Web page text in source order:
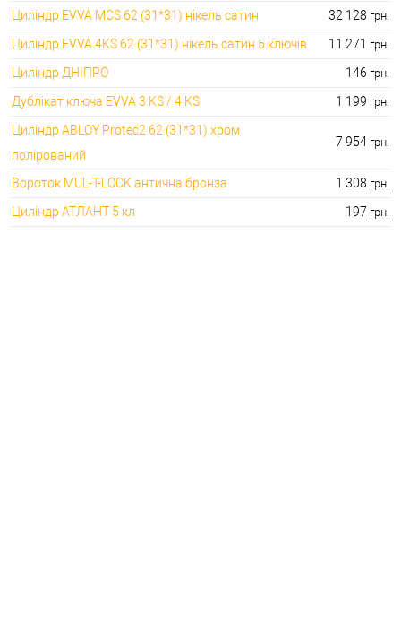
Циліндр EVVA MCS 62 (31*31) нікель сатин 32 128 грн.
Циліндр EVVA 4KS 62 (31*31) нікель сатин 5 ключів 11 271 грн.
Циліндр ДНІПРО 146 грн.
Дублікат ключа EVVA 3 KS / 4 KS 1 199 грн.
Циліндр ABLOY Protec2 62 (31*31) хром
полірований
7 954 грн.
Вороток MUL-T-LOCK антична бронза 1 308 грн.
Циліндр АТЛАНТ 5 кл 197 грн.